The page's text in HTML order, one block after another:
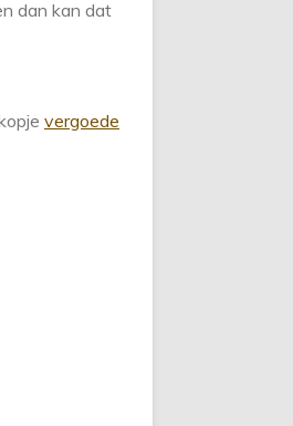
dan kan dat
vergoede